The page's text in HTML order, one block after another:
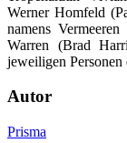
Werner Homfeld
namens
Warren (Brad
jeweiligen
Autor
Prisma